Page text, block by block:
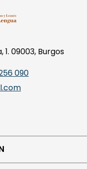
1. 09003, Burgos
090